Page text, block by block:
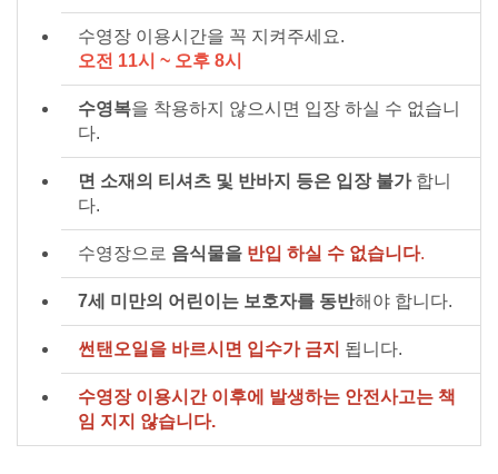
수영장 이용시간을 꼭 지켜주세요.
오전 11시 ~ 오후 8시
수영복을 착용하지 않으시면 입장 하실 수 없습니
다.
면 소재의 티셔츠 및 반바지 등은 입장 불가합니
다.
수영장으로 음식물을 반입 하실 수 없습니다.
7세 미만의 어린이는 보호자를 동반해야 합니다.
썬탠오일을 바르시면 입수가 금지 됩니다.
수영장 이용시간 이후에 발생하는 안전사고는 책
임 지지 않습니다.